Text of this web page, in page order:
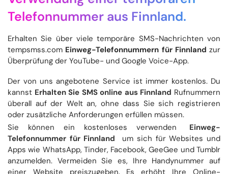
Telefonnummer aus Finnland.
Erhalten Sie über viele temporäre SMS-Nachrichten von
tempsmss.com Einweg-Telefonnummern für Finnland zur
Überprüfung der YouTube- und Google Voice-App.
Der von uns angebotene Service ist immer kostenlos. Du
kannst Erhalten Sie SMS online aus Finnland Rufnummern
überall auf der Welt an, ohne dass Sie sich registrieren
oder zusätzliche Anforderungen erfüllen müssen.
Sie können ein kostenloses verwenden
Einweg-
Telefonnummer für Finnland
um sich für Websites und
Apps wie WhatsApp, Tinder, Facebook, GeeGee und Tumblr
anzumelden. Vermeiden Sie es, Ihre Handynummer auf
einer Website preiszugeben. Es erhöht Ihre Online-